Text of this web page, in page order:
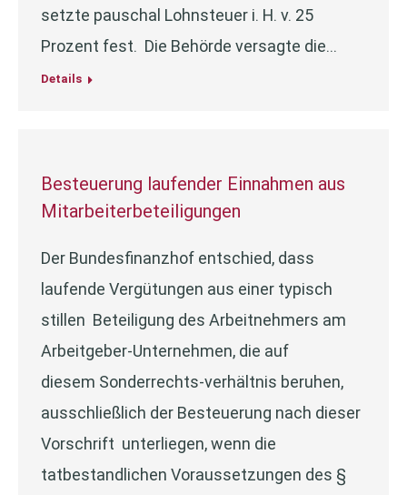
setzte pauschal Lohnsteuer i. H. v. 25
Prozent fest. Die Behörde versagte die…
Details
Besteuerung laufender Einnahmen aus
Mitarbeiterbeteiligungen
Der Bundesfinanzhof entschied, dass
laufende Vergütungen aus einer typisch
stillen Beteiligung des Arbeitnehmers am
Arbeitgeber-Unternehmen, die auf
diesem Sonderrechts-verhältnis beruhen,
ausschließlich der Besteuerung nach dieser
Vorschrift unterliegen, wenn die
tatbestandlichen Voraussetzungen des §